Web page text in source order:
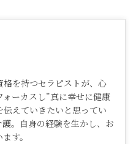
格を持つセラピストが、心
ォーカスし”真に幸せに健康
伝えていきたいと思ってい
。自身の経験を生かし、お
す。